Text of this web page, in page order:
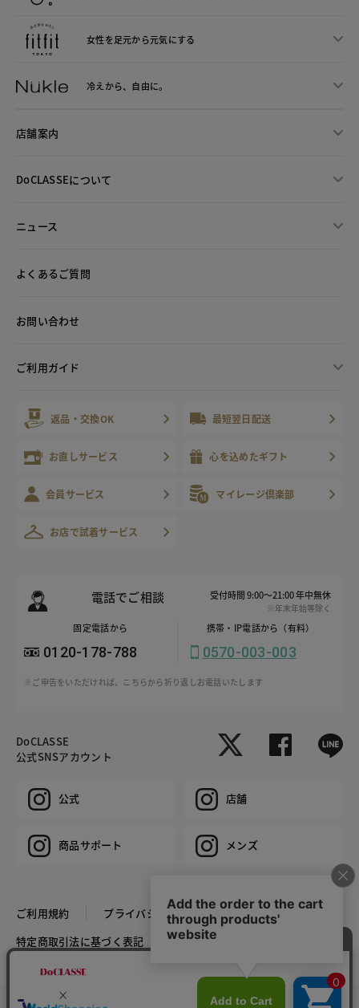
女性を足元から元気にする
冷えから、 自由に。
店舗案内
DoCLASSEについて
ニュース
よくあるご質問
お問い合わせ
ご利用ガイド
返品・交換OK 最短翌日配送
お直しサービス 心を込めたギフト
会員サービス マイレージ倶楽部
お店で試着サービス
電話でご相談 受付時間 9:00～21:00 年中無休
※年末年始等除く
固定電話から
0120-178-788
携帯・IP電話から（有料）
0570-003-003
※ご申告をいただければ、こちらから折り返しお電話いたします
DoCLASSE
公式SNSアカウント
公式 店舗
商品サポート メンズ
ご利用規約
プライバシーポリシー
特定商取引法に基づく表記
推奨環境
COPYRIGHT © DoCLASSE ALL RIGHTS RESERVED.